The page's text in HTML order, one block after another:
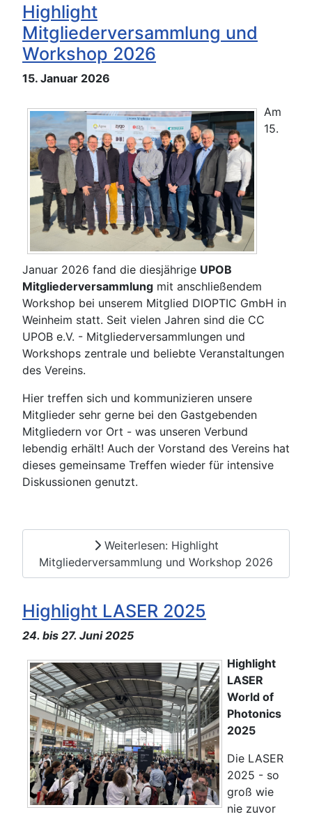
Highlight
Mitgliederversammlung und
Workshop 2026
15. Januar 2026
Am
15.
Januar 2026 fand die diesjährige UPOB
Mitgliederversammlung mit anschließendem
Workshop bei unserem Mitglied DIOPTIC GmbH in
Weinheim statt. Seit vielen Jahren sind die CC
UPOB e.V. - Mitgliederversammlungen und
Workshops zentrale und beliebte Veranstaltungen
des Vereins.
Hier treffen sich und kommunizieren unsere
Mitglieder sehr gerne bei den Gastgebenden
Mitgliedern vor Ort - was unseren Verbund
lebendig erhält! Auch der Vorstand des Vereins hat
dieses gemeinsame Treffen wieder für intensive
Diskussionen genutzt.
Weiterlesen: Highlight
Mitgliederversammlung und Workshop 2026
Highlight LASER 2025
24. bis 27. Juni 2025
Highlight
LASER
World of
Photonics
2025
Die LASER
2025 - so
groß wie
nie zuvor